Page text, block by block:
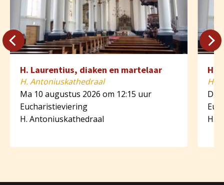
H. Laurentius, diaken en martelaar
H. Antoniuskathedraal
Ma 10 augustus 2026 om 12:15 uur
Eucharistieviering
H. Antoniuskathedraal
H.
H.
Di
H.